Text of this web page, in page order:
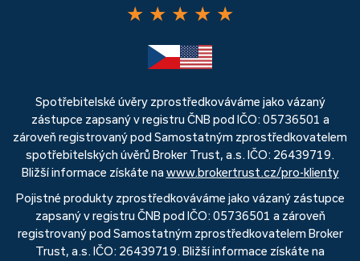
★ ★ ★ ★ ★
Spotřebitelské úvěry zprostředkováváme jako vázaný
zástupce zapsaný v registru ČNB pod IČO: 05736501 a
zároveň registrovaný pod Samostatným zprostředkovatelem
spotřebitelských úvěrů Broker Trust, a.s. IČO: 26439719.
Bližší informace získáte na www.brokertrust.cz/pro-klienty
Pojistné produkty zprostředkováváme jako vázaný zástupce
zapsaný v registru ČNB pod IČO: 05736501 a zároveň
registrovaný pod Samostatným zprostředkovatelem Broker
Trust, a.s. IČO: 26439719. Bližší informace získáte na